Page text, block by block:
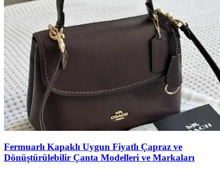
Fermuarlı Kapaklı Uygun Fiyatlı Çapraz ve
Dönüştürülebilir Çanta Modelleri ve Markaları